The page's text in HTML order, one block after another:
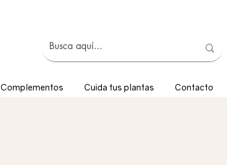
Complementos Cuida tus plantas Contacto